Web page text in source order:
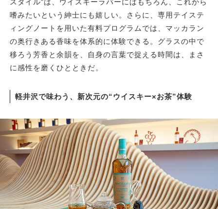
嗜みたいという紳士にも嬉しい。さらに、専用テイステ
ィングノートを用いた有料プログラムでは、マッカラン
の奥行きある香味を体系的に体験できる。グラスの中で
移ろう芳香と余韻を、自身の言葉で捉える時間は、まさ
に感性を磨くひとときだ。
軽井沢で味わう、新次元の“ウイスキー×お茶”体験